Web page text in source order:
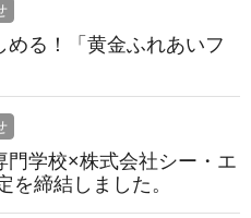
める！「黄金ふれあいフ
学校×株式会社シー・エ
を締結しました。